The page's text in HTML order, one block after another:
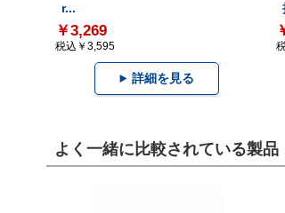
r...
￥3,269
税込￥3,595
詳細を見る
よく一緒に比較されている製品